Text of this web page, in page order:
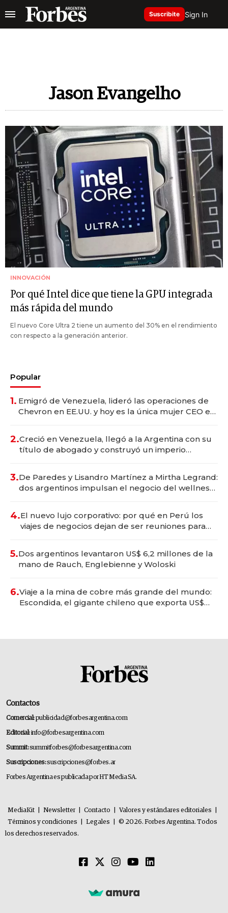
Suscribite Sign In
Jason Evangelho
INNOVACIÓN
Por qué Intel dice que tiene la GPU integrada
más rápida del mundo
El nuevo Core Ultra 2 tiene un aumento del 30% en el rendimiento
con respecto a la generación anterior.
Popular
1. Emigró de Venezuela, lideró las operaciones de
Chevron en EE.UU. y hoy es la única mujer CEO en
2.Creció en Venezuela, llegó a la Argentina con su
título de abogado y construyó un imperio
3.De Paredes y Lisandro Martínez a Mirtha Legrand:
dos argentinos impulsan el negocio del wellness
4.El nuevo lujo corporativo: por qué en Perú los
viajes de negocios dejan de ser reuniones para
5.Dos argentinos levantaron US$ 6,2 millones de la
mano de Rauch, Englebienne y Woloski
6.Viaje a la mina de cobre más grande del mundo:
Escondida, el gigante chileno que exporta US$
Contactos
Comercial:publicidad@forbesargentina.com
Editorial:info@forbesargentina.com
Summit:summitforbes@forbesargentina.com
Suscripciones:suscripciones@forbes.ar
Forbes Argentina es publicada por HT Media SA.
MediaKit Newsletter Contacto Valores y estándares editoriales
Términos y condiciones
Legales
© 2026. Forbes Argentina. Todos
los derechos reservados.